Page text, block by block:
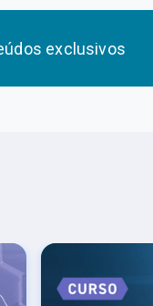
exclusivos